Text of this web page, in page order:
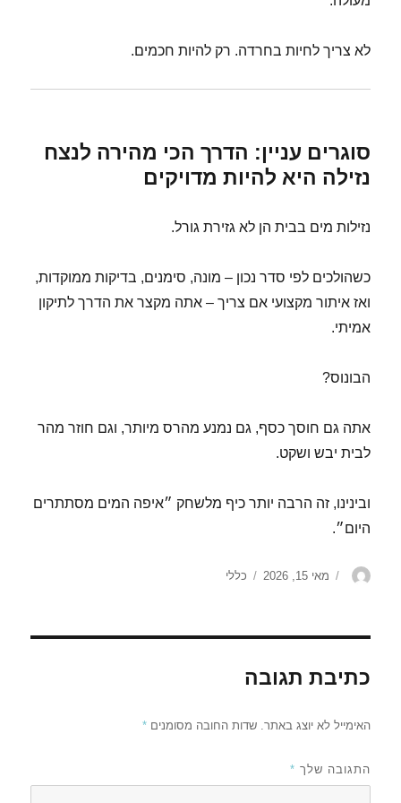
לא צריך לחיות בחרדה. רק להיות חכמים.
סוגרים עניין: הדרך הכי מהירה לנצח
נזילה היא להיות מדויקים
נזילות מים בבית הן לא גזירת גורל.
כשהולכים לפי סדר נכון – מונה, סימנים, בדיקות ממוקדות,
ואז איתור מקצועי אם צריך – אתה מקצר את הדרך לתיקון
אמיתי.
הבונוס?
אתה גם חוסך כסף, גם נמנע מהרס מיותר, וגם חוזר מהר
לבית יבש ושקט.
ובינינו, זה הרבה יותר כיף מלשחק ״איפה המים מסתתרים
היום״.
מחברפורסם
מאי 15, 2026 קטגוריות
כללי
כתיבת תגובה
האימייל לא יוצג באתר. שדות החובה מסומנים*
התגובה שלך *